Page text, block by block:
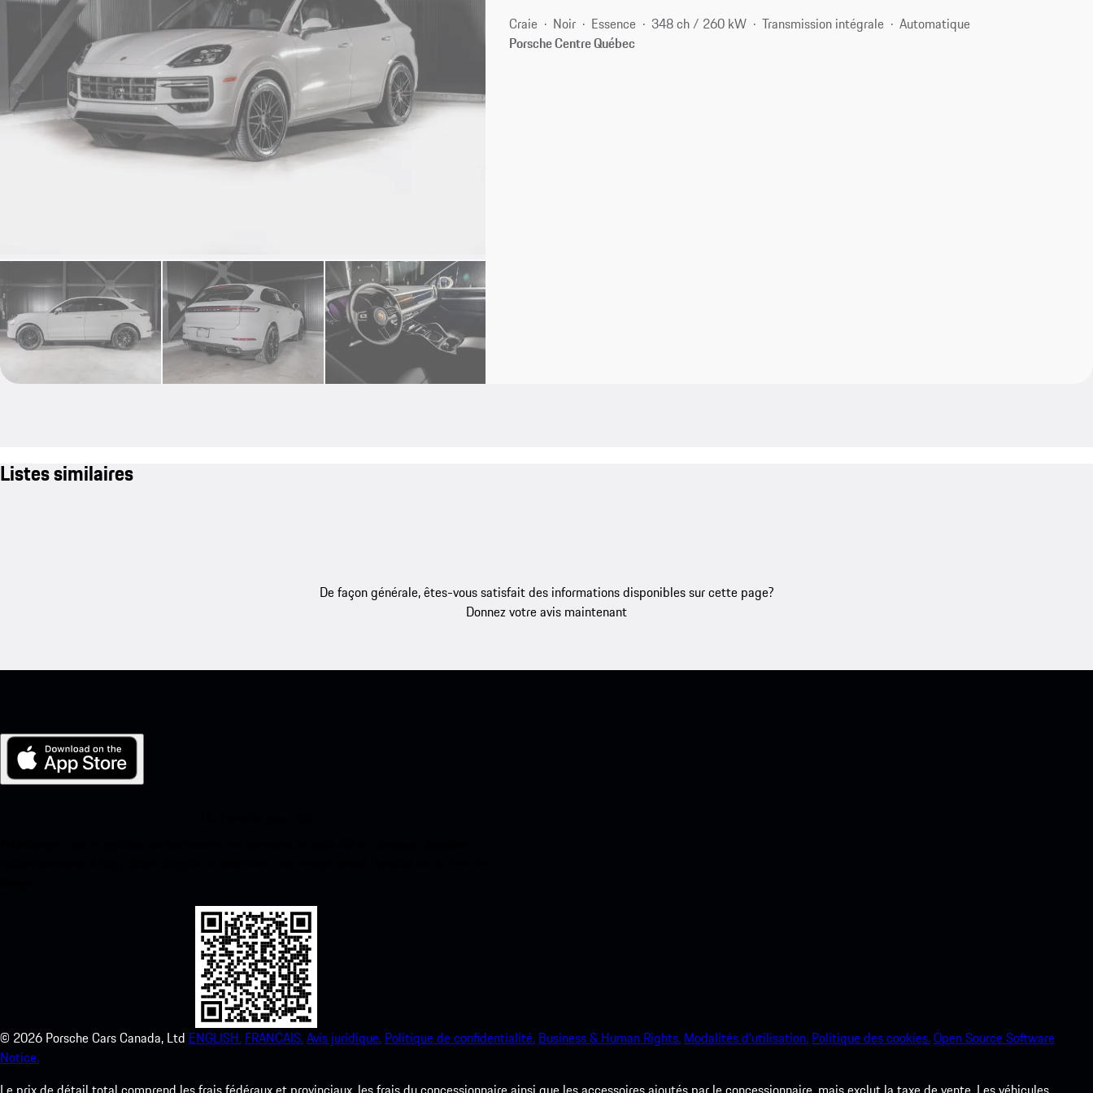
Craie Noir Essence 348 ch / 260 kW Transmission intégrale
Automatique
Porsche Centre Québec
Listes similaires
De façon générale, êtes-vous satisfait des informations disponibles sur cette page?
Donnez votre avis maintenant
© 2026 Porsche Cars Canada, Ltd ENGLISH. FRANCAIS.Avis juridique. Politique de confidentialité. Business & Human Rights. Modalités d’utilisation. Politique des cookies.Open Source Software
Notice.